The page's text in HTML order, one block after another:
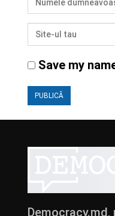
Save my